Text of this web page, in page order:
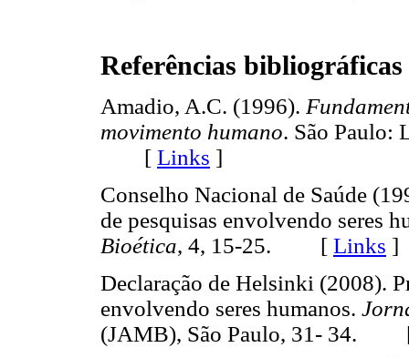
Referências bibliográficas
Amadio, A.C. (1996).
movimento humano. São Paulo:
[ Links ]
Conselho Nacional de Saúde
de pesquisas envolvendo seres
Bioética, 4, 15-25. [ Links ]
Declaração de Helsinki (2008).
envolvendo seres humanos.
(JAMB), São Paulo, 31-